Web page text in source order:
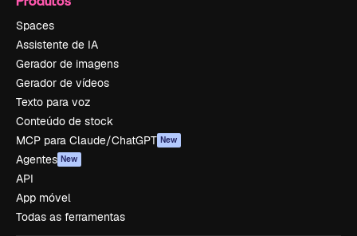
Spaces
Assistente de IA
Gerador de imagens
Gerador de vídeos
Texto para voz
Conteúdo de stock
MCP para Claude/ChatGPT New
Agentes New
API
App móvel
Todas as ferramentas